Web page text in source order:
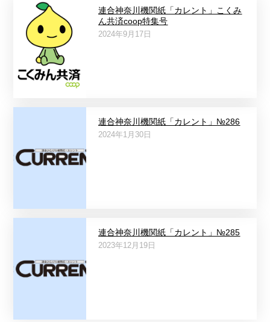
連合神奈川機関紙「カレント」こくみ
ん共済coop特集号
2024年9月17日
連合神奈川機関紙「カレント」№286
2024年1月30日
連合神奈川機関紙「カレント」№285
2023年12月19日